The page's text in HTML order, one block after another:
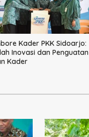
Kader PKK Sidoarjo:
Inovasi dan Penguatan
Kader